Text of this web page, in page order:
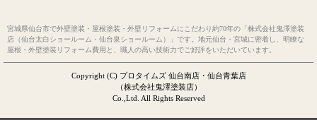
宮城県仙台市で外壁塗装・屋根塗装・外壁リフォームにこだわり約70年の「株式会社鬼澤塗装
店（仙台太白ショールーム・仙台泉ショールーム）」です。地元仙台・宮城に密着し、明瞭な
屋根・外壁塗装リフォーム費用と、職人の高い技術力でご好評をいただいています。
Copyright (C) プロタイムズ 仙台南店・仙台青葉店
（株式会社鬼澤塗装店）
Co.,Ltd. All Rights Reserved